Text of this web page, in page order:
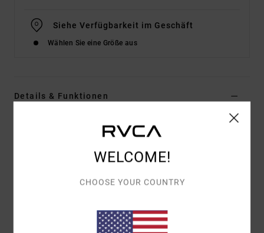
Siehe Verfügbarkeit im Geschäft
Wählen Sie eine Größe aus
Details & Funktionen
Niedrig Geschnittener Bund Mit
WELCOME!
CHOOSE YOUR COUNTRY